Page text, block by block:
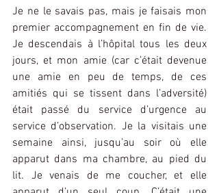
Je ne le savais pas, mais je faisais mon
premier accompagnement en fin de vie.
Je descendais à l’hôpital tous les deux
jours, et mon amie (car c’était devenue
une amie en peu de temps, de ces
amitiés qui se tissent dans l’adversité)
était passé du service d’urgence au
service d’observation. Je la visitais une
semaine ainsi, jusqu’au soir où elle
apparut dans ma chambre, au pied du
lit. Je venais de me coucher, et elle